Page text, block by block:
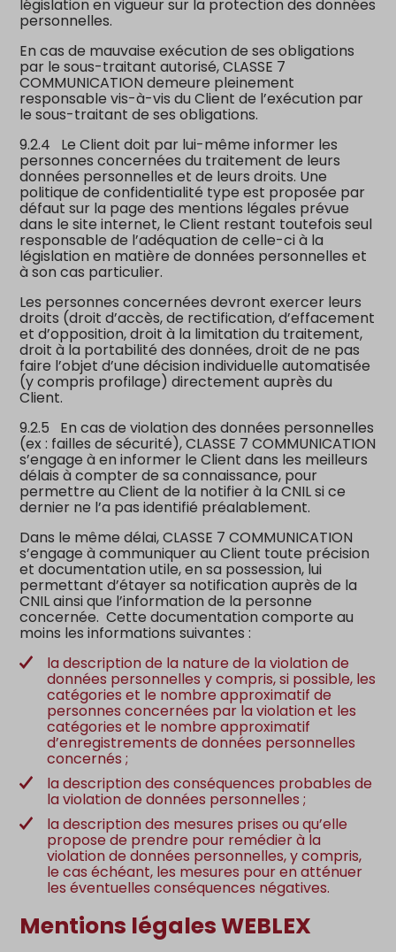
législation en vigueur sur la protection des données
personnelles.
En cas de mauvaise exécution de ses obligations
par le sous-traitant autorisé, CLASSE 7
COMMUNICATION demeure pleinement
responsable vis-à-vis du Client de l’exécution par
le sous-traitant de ses obligations.
9.2.4
Le Client doit par lui-même informer les
personnes concernées du traitement de leurs
données personnelles et de leurs droits. Une
politique de confidentialité type est proposée par
défaut sur la page des mentions légales prévue
dans le site internet, le Client restant toutefois seul
responsable de l’adéquation de celle-ci à la
législation en matière de données personnelles et
à son cas particulier.
Les personnes concernées devront exercer leurs
droits (droit d’accès, de rectification, d’effacement
et d’opposition, droit à la limitation du traitement,
droit à la portabilité des données, droit de ne pas
faire l’objet d’une décision individuelle automatisée
(y compris profilage) directement auprès du
Client.
9.2.5
En cas de violation des données personnelles
(ex : failles de sécurité), CLASSE 7 COMMUNICATION
s’engage à en informer le Client dans les meilleurs
délais à compter de sa connaissance, pour
permettre au Client de la notifier à la CNIL si ce
dernier ne l’a pas identifié préalablement.
Dans le même délai, CLASSE 7 COMMUNICATION
s’engage à communiquer au Client toute précision
et documentation utile, en sa possession, lui
permettant d’étayer sa notification auprès de la
CNIL ainsi que l’information de la personne
concernée. Cette documentation comporte au
moins les informations suivantes :
la description de la nature de la violation de
données personnelles y compris, si possible, les
catégories et le nombre approximatif de
personnes concernées par la violation et les
catégories et le nombre approximatif
d’enregistrements de données personnelles
concernés ;
la description des conséquences probables de
la violation de données personnelles ;
la description des mesures prises ou qu’elle
propose de prendre pour remédier à la
violation de données personnelles, y compris,
le cas échéant, les mesures pour en atténuer
les éventuelles conséquences négatives.
Mentions légales WEBLEX